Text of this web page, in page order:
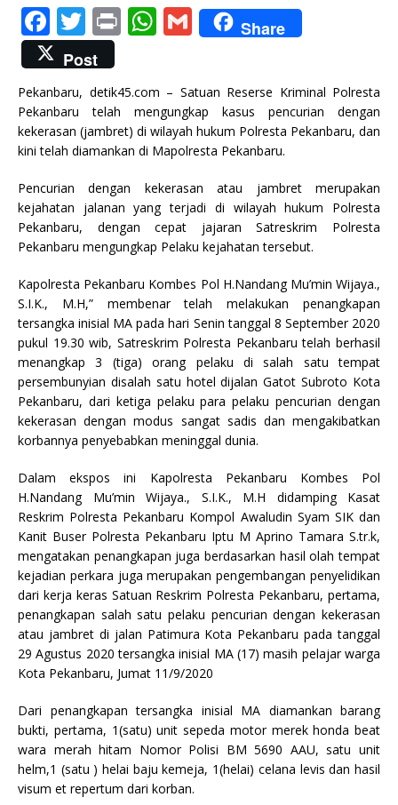
F
a
c
e
b
o
o
k
T
w
it
te
r
P
n
t
W
at
s
A
p
p
G
m
ai
l
Share
Post
Pekanbaru, detik45.com – Satuan Reserse Kriminal Polresta
Pekanbaru telah mengungkap kasus pencurian dengan
kekerasan (jambret) di wilayah hukum Polresta Pekanbaru, dan
kini telah diamankan di Mapolresta Pekanbaru.
Pencurian dengan kekerasan atau jambret merupakan
kejahatan jalanan yang terjadi di wilayah hukum Polresta
Pekanbaru, dengan cepat jajaran Satreskrim Polresta
Pekanbaru mengungkap Pelaku kejahatan tersebut.
Kapolresta Pekanbaru Kombes Pol H.Nandang Mu’min Wijaya.,
S.I.K., M.H,” membenar telah melakukan penangkapan
tersangka inisial MA pada hari Senin tanggal 8 September 2020
pukul 19.30 wib, Satreskrim Polresta Pekanbaru telah berhasil
menangkap 3 (tiga) orang pelaku di salah satu tempat
persembunyian disalah satu hotel dijalan Gatot Subroto Kota
Pekanbaru, dari ketiga pelaku para pelaku pencurian dengan
kekerasan dengan modus sangat sadis dan mengakibatkan
korbannya penyebabkan meninggal dunia.
Dalam ekspos ini Kapolresta Pekanbaru Kombes Pol
H.Nandang Mu’min Wijaya., S.I.K., M.H didamping Kasat
Reskrim Polresta Pekanbaru Kompol Awaludin Syam SIK dan
Kanit Buser Polresta Pekanbaru Iptu M Aprino Tamara S.tr.k,
mengatakan penangkapan juga berdasarkan hasil olah tempat
kejadian perkara juga merupakan pengembangan penyelidikan
dari kerja keras Satuan Reskrim Polresta Pekanbaru, pertama,
penangkapan salah satu pelaku pencurian dengan kekerasan
atau jambret di jalan Patimura Kota Pekanbaru pada tanggal
29 Agustus 2020 tersangka inisial MA (17) masih pelajar warga
Kota Pekanbaru, Jumat 11/9/2020
Dari penangkapan tersangka inisial MA diamankan barang
bukti, pertama, 1(satu) unit sepeda motor merek honda beat
wara merah hitam Nomor Polisi BM 5690 AAU, satu unit
helm,1 (satu ) helai baju kemeja, 1(helai) celana levis dan hasil
visum et repertum dari korban.